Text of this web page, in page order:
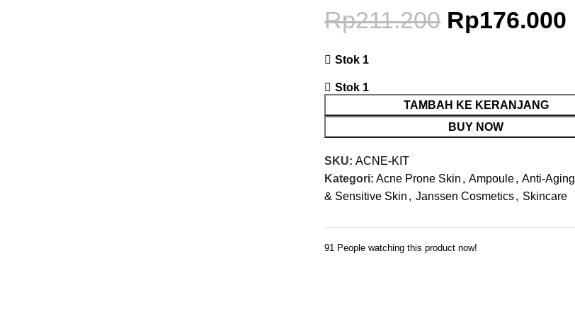
Rp211.200 Rp176.000
Stok 1
Stok 1
TAMBAH KE KERANJANG
BUY NOW
SKU: ACNE-KIT
Kategori: Acne Prone Skin , Ampoule, Anti-Aging
& Sensitive Skin , Janssen Cosmetics, Skincare
91 People watching this product now!